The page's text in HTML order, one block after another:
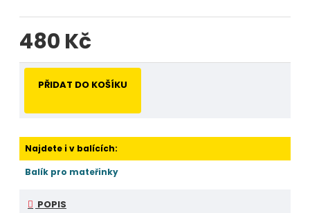
480 Kč
PŘIDAT DO KOŠÍKU
Najdete i v balících:
Balík pro mateřinky
POPIS